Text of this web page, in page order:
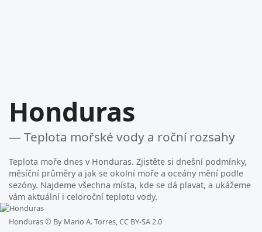
Honduras
— Teplota mořské vody a roční rozsahy
Teplota moře dnes v Honduras. Zjistěte si dnešní podmínky,
měsíční průměry a jak se okolní moře a oceány mění podle
sezóny. Najdeme všechna místa, kde se dá plavat, a ukážeme
vám aktuální i celoroční teplotu vody.
Honduras © By Mario A. Torres, CC BY-SA 2.0